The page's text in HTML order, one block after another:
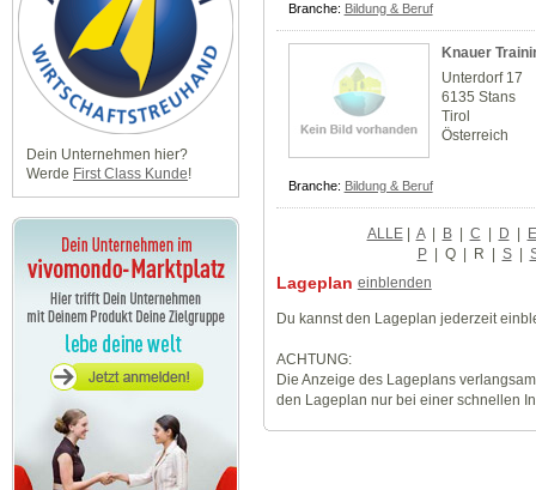
Dein Unternehmen hier?
Werde First Class Kunde!
Branche: Bildung & Beruf
Knauer
Unterdorf 17
6135 Stans
Tirol
Österreich
Branche: Bildung & Beruf
ALLE| A | B | C | D | E
P | Q | R | S |
Lageplan einblenden
Du kannst den Lageplan jederzeit
ACHTUNG:
Die Anzeige des Lageplans
den Lageplan nur bei einer schnellen